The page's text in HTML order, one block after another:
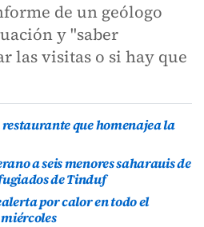
de un geólogo
y "saber
las visitas o si hay que
que homenajea la
a seis menores saharauis de
de Tinduf
por calor en todo el